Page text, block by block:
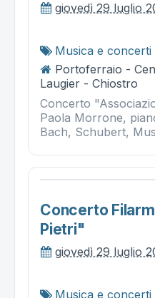
giovedì 29 luglio
Musica e concerti
Portoferraio -
Laugier - Chiostro
Concerto
Paola Morrone,
Bach, Schubert,
Concerto
Pietri"
giovedì 29 luglio
Musica e concerti